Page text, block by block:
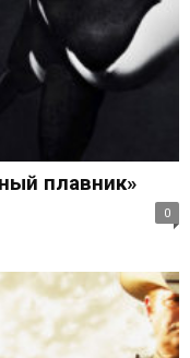
плавник»
0